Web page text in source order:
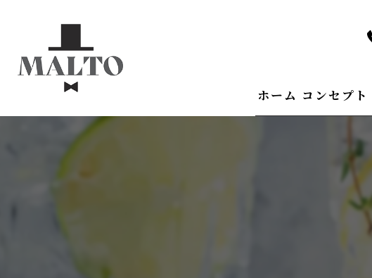
ホーム コンセプト